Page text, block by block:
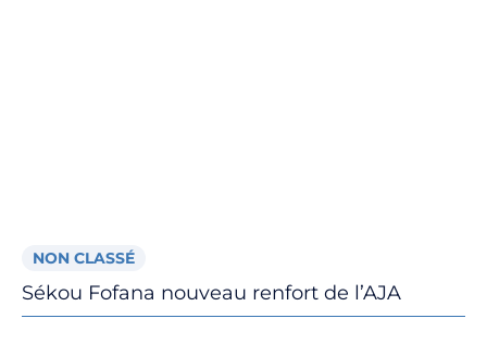
NON CLASSÉ
Sékou Fofana nouveau renfort de l’AJA